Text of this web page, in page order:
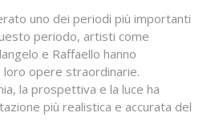
uno dei periodi più importanti
periodo, artisti come
e Raffaello hanno
loro opere straordinarie.
la prospettiva e la luce ha
più realistica e accurata del